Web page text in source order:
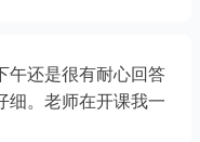
午还是很有耐心回答
细。老师在开课我一